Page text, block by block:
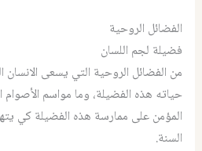
الفضائل الروحية
فضيلة لجم اللسان
من الفضائل الروحية التي يسعى
حياته هذه الفضيلة، وما مواسم الأصوام
المؤمن على ممارسة هذه الفضيلة كي
السنة.